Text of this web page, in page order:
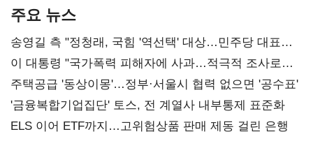
주요 뉴스
송영길 측 "정청래, 국힘 '역선택' 대상…민주당 대표로
총선 지휘 못해"
이 대통령 "국가폭력 피해자에 사과…적극적 조사로
진실 밝혀야"
주택공급 '동상이몽'…정부·서울시 협력 없으면 '공수표'
'금융복합기업집단' 토스, 전 계열사 내부통제 표준화
ELS 이어 ETF까지…고위험상품 판매 제동 걸린 은행